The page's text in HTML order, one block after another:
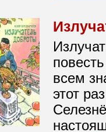
всем
этот